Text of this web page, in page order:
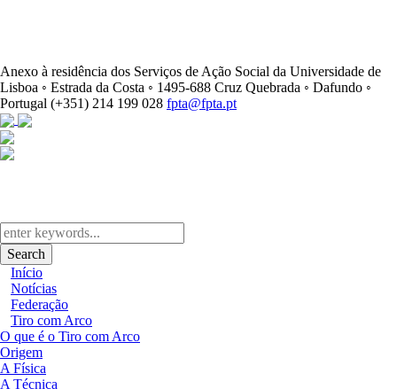
Anexo à residência dos Serviços de Ação Social da Universidade de
Lisboa ◦ Estrada da Costa ◦ 1495-688 Cruz Quebrada ◦ Dafundo ◦
Portugal (+351) 214 199 028 fpta@fpta.pt
Search
Início
Notícias
Federação
Tiro com Arco
O que é o Tiro com Arco
Origem
A Física
A Técnica